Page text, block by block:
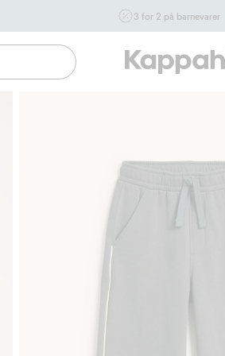
3 for 2 på barnevarer
inngår i tilbudet tom. 17/8 i butikk &
eller blir medlem. Kan ikke kombineres
eller rabatter.
Gratis fraktalternativer